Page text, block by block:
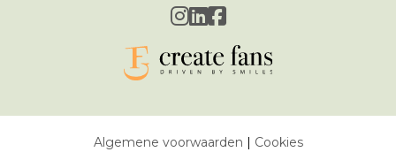
Algemene voorwaarden | Cookies